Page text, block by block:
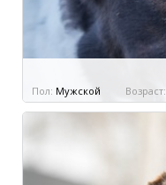
Пол: Мужской Возраст: